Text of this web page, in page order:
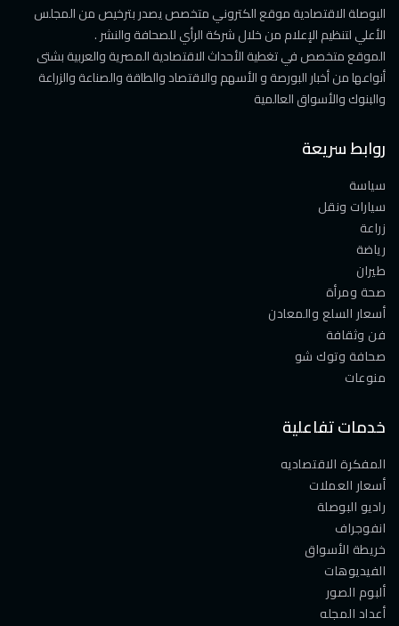
البوصلة الاقتصادية موقع الكتروني متخصص يصدر بترخيص من المجلس
الأعلي لتنظيم الإعلام من خلال شركة الرأي للصحافة والنشر .
الموقع متخصص في تغطية الأحداث الاقتصادية المصرية والعربية بشتى
أنواعها من أخبار البورصة و الأسهم والاقتصاد والطاقة والصناعة والزراعة
والبنوك والأسواق العالمية
روابط سريعة
سياسة
سيارات ونقل
زراعة
رياضة
طيران
صحة ومرأة
أسعار السلع والمعادن
فن وثقافة
صحافة وتوك شو
منوعات
خدمات تفاعلية
المفكرة الاقتصاديه
أسعار العملات
راديو البوصلة
انفوجراف
خريطة الأسواق
الفيديوهات
ألبوم الصور
أعداد المجله